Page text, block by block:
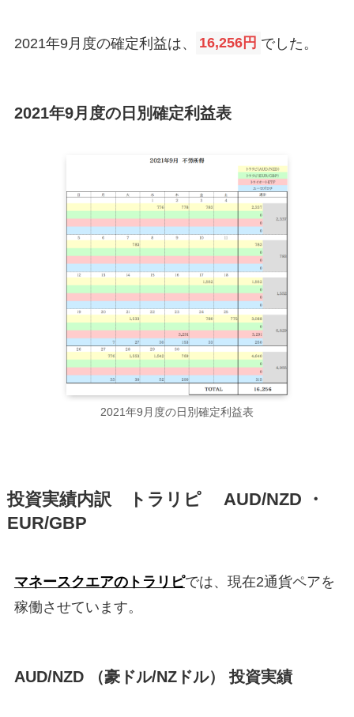
2021年9月度の確定利益は、 16,256円 でした。
2021年9月度の日別確定利益表
2021年9月度の日別確定利益表
投資実績内訳 トラリピ AUD/NZD ・
EUR/GBP
マネースクエアのトラリピでは、現在2通貨ペアを
稼働させています。
AUD/NZD （豪ドル/NZドル） 投資実績